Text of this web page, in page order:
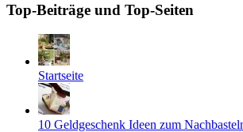
Top-Beiträge und Top-Seiten
Startseite
10 Geldgeschenk Ideen zum